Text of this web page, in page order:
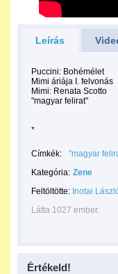
Leírás
Puccini: Bohémélet
Mimi áriája I. felvonás
Mimi: Renata Scotto
"magyar felirat"
*
Címkék: "magyar
Kategória: Zene
Feltöltötte: Inotai
Látta 1027 ember.
Értékeld!